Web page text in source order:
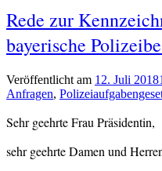
Antrag
eine|n
Queer-
zu
ernennen“
Verschlagwortet
Gleichstellung,
Queer
Rede zur
bayerische
Veröffentlicht am 12. Juli 2018
Anfragen,
Sehr geehrte Frau Präsidentin,
sehr geehrte Damen und